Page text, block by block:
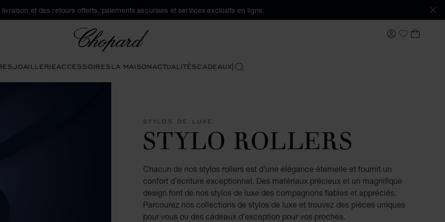
livraison et des retours offerts, paiements sécurisés et services exclusifs en ligne.
MON COMPTE
Ma Wishlist
MON
JOAILLERIEACCESSOIRESLA MAISONACTUALITÉSCADEAUXRECHERCHER
STYLOS DE LUXE
STYLO ROLLERS
Chacun de nos stylos rollers est d’une élégance éternelle et fournit un
confort d’écriture exceptionnel. Des matériaux précieux et un magnifique
design font de nos stylos de luxe des compagnons fiables et appréciés.
Parcourez nos collections de stylos de luxe et trouvez des pièces uniques
pour vous ou des cadeaux d’exception pour vos proches.